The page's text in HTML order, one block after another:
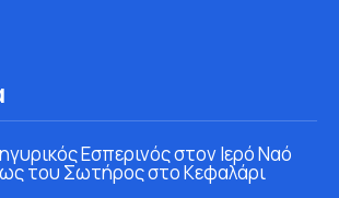
Εσπερινός στον Ιερό Ναό
του Σωτήρος στο Κεφαλάρι